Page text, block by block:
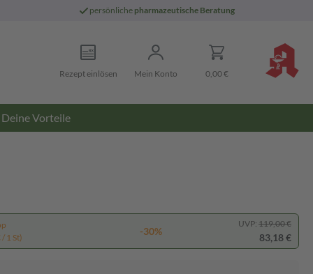
persönliche pharmazeutische Beratung
Rezept einlösen Mein Konto 0,00 €
Deine Vorteile
1 St)
-30%
UVP: 119,00 €
83,18 €